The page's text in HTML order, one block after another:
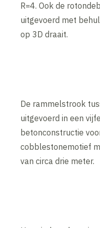
R=4. Ook de
uitgevoerd met
op 3D draait.
De rammelstrook
uitgevoerd in een
betonconstructie
cobblestonemotief
van circa drie meter.